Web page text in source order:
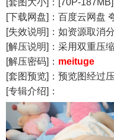
[下载网盘]：百度云网盘
[失效说明]：如资源取消
[解压说明]：采用双重压
[解压密码]： meituge
[套图预览]：预览图经过
[专辑介绍]：